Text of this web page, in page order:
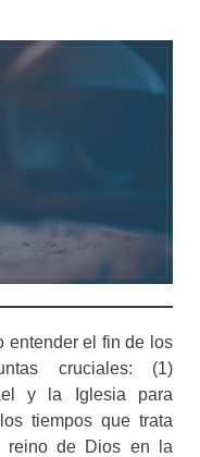
entender el fin de los
cruciales: (1)
y la Iglesia para
tiempos que trata
reino de Dios en la